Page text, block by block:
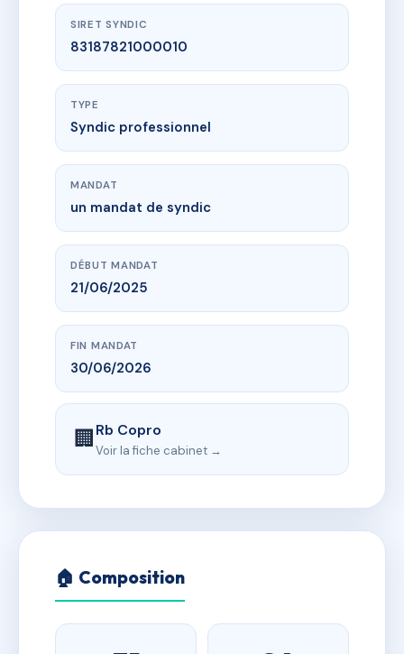
SIRET SYNDIC
83187821000010
TYPE
Syndic professionnel
MANDAT
un mandat de syndic
DÉBUT MANDAT
21/06/2025
FIN MANDAT
30/06/2026
🏢Rb Copro
Voir la fiche cabinet →
🏠 Composition